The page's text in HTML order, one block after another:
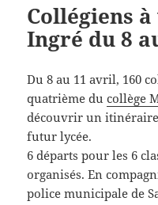
Collégiens
Ingré du 8
Du 8 au 11 avril, 160
quatrième ducollège
découvrir un
futur lycée.
6 départs pour les 6
organisés. En
police municipale de